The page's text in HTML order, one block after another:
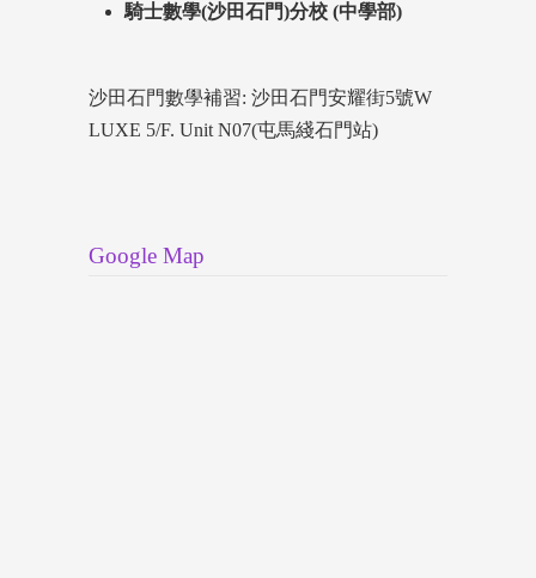
騎士數學(沙田石門)分校 (中學部)
沙田石門數學補習: 沙田石門安耀街5號W
LUXE 5/F. Unit N07(屯馬綫石門站)
Google Map